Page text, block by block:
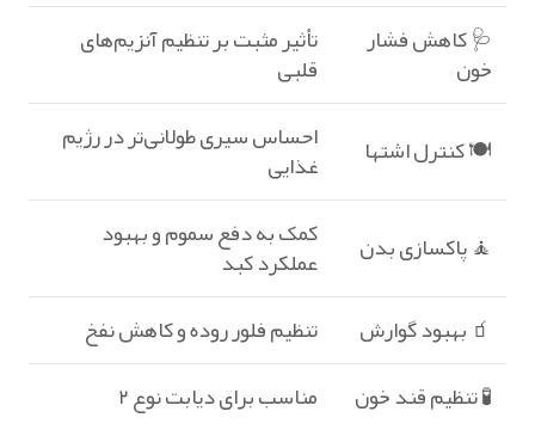
🩺 کاهش فشار
خون
تأثیر مثبت بر تنظیم آنزیم‌های
قلبی
🍽️ کنترل اشتها
احساس سیری طولانی‌تر در رژیم
غذایی
🧘 پاکسازی بدن
کمک به دفع سموم و بهبود
عملکرد کبد
🧃 بهبود گوارش
تنظیم فلور روده و کاهش نفخ
🧪 تنظیم قند خون
مناسب برای دیابت نوع ۲